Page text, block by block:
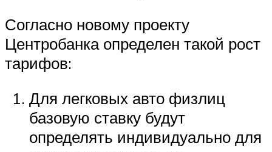
Согласно новому проекту
Центробанка определен такой рост
тарифов:
Для легковых авто физлиц
базовую ставку будут
определять индивидуально для